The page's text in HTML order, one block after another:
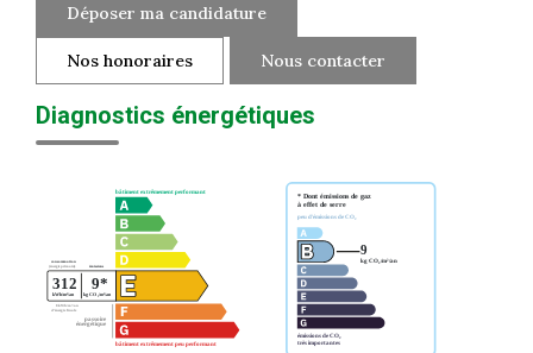
Déposer ma candidature
Nos honoraires Nous contacter
Diagnostics énergétiques